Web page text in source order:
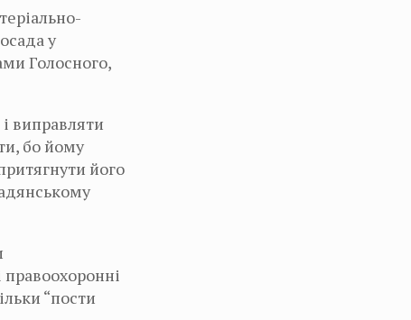
у
Голосного,
виправляти
бо йому
його
“пости